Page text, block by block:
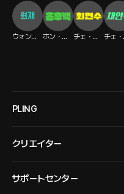
ウォンジェ ホン・フベク チェ・ヒョンス チ
PLING
クリエイター
サポートセンター